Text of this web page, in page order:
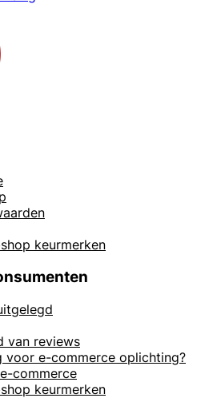
keurmerken
van reviews
voor e-commerce oplichting?
commerce
keurmerken